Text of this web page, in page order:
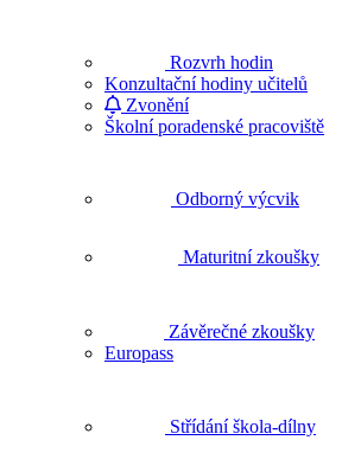
Rozvrh hodin
Konzultační hodiny učitelů
Zvonění
Školní poradenské pracoviště
Odborný výcvik
Maturitní zkoušky
Závěrečné zkoušky
Europass
Střídání škola-dílny